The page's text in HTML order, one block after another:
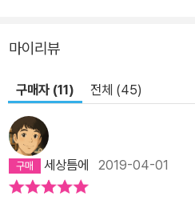
마이리뷰
구매자 (11) 전체 (45)
세상틈에 2019-04-01